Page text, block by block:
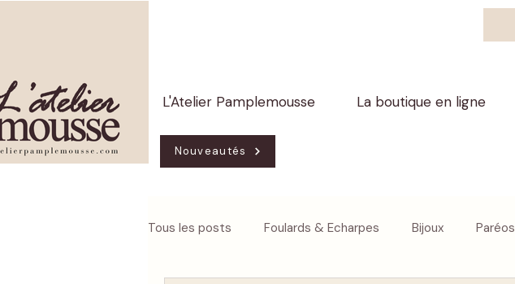
L'Atelier Pamplemousse La boutique en ligne
Nouveautés
Tous les posts Foulards & Echarpes Bijoux Paréos